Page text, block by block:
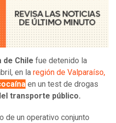
de Chile fue detenido la
en la región de Valparaíso,
en un test de drogas
transporte público.
de un operativo conjunto